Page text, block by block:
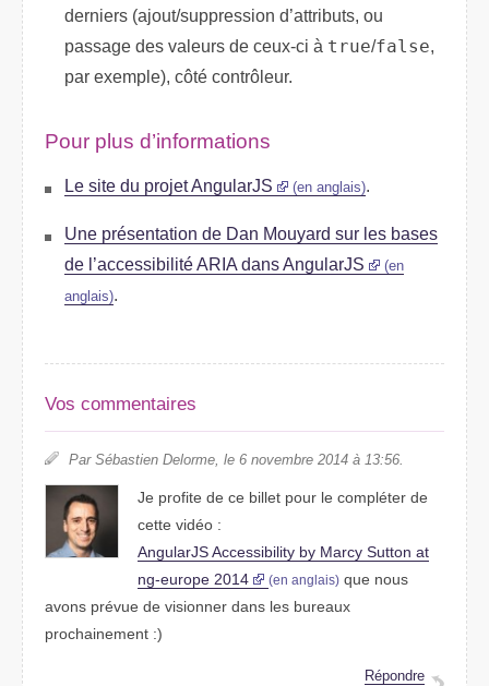
derniers (ajout/suppression d’attributs, ou
passage des valeurs de ceux-ci à true/false,
par exemple), côté contrôleur.
Pour plus d’informations
Le site du projet AngularJS (en anglais).
Une présentation de Dan Mouyard sur les bases
de l’accessibilité ARIA dans AngularJS
(en
anglais).
Vos commentaires
Par Sébastien Delorme, le 6 novembre 2014 à 13:56.
Je profite de ce billet pour le compléter de
cette vidéo :
AngularJS Accessibility by Marcy Sutton at
ng-europe 2014
(en anglais) que nous
avons prévue de visionner dans les bureaux
prochainement :)
Répondre